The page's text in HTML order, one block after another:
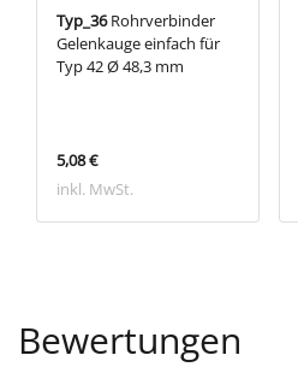
Typ_36Rohrverbinder
Gelenkauge einfach für
Typ 42 Ø 48,3 mm
5,08 €
inkl. MwSt.
Bewertungen